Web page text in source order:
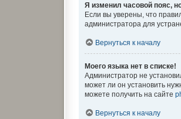
Я изменил часовой пояс,
Если вы уверены, что
администратора для
Вернуться к началу
Моего языка нет в списке!
Администратор не
может ли он установить
можете получить на сайте
Вернуться к началу